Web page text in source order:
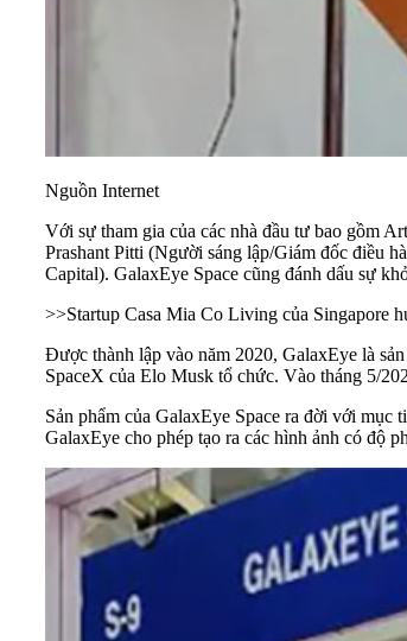
Nguồn Internet
Với sự tham gia của các nhà đầu tư bao gồm
Prashant Pitti (Người sáng lập/Giám đốc điều
Capital). GalaxEye Space cũng đánh dấu sự
>>Startup Casa Mia Co Living của Singapore
Được thành lập vào năm 2020, GalaxEye là
SpaceX của Elo Musk tổ chức. Vào tháng 5/
Sản phẩm của GalaxEye Space ra đời với mục
GalaxEye cho phép tạo ra các hình ảnh có độ